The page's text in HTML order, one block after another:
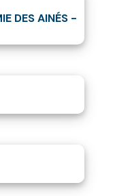
DES AINÉS -